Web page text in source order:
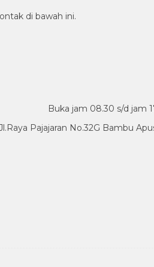
di bawah ini.
Buka jam 08.30 s/d jam
Pajajaran No.32G Bambu